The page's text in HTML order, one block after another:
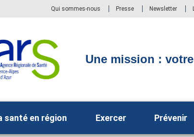
Qui sommes-nous Presse Newsletter
Une mission :
santé en région Exercer Prévenir